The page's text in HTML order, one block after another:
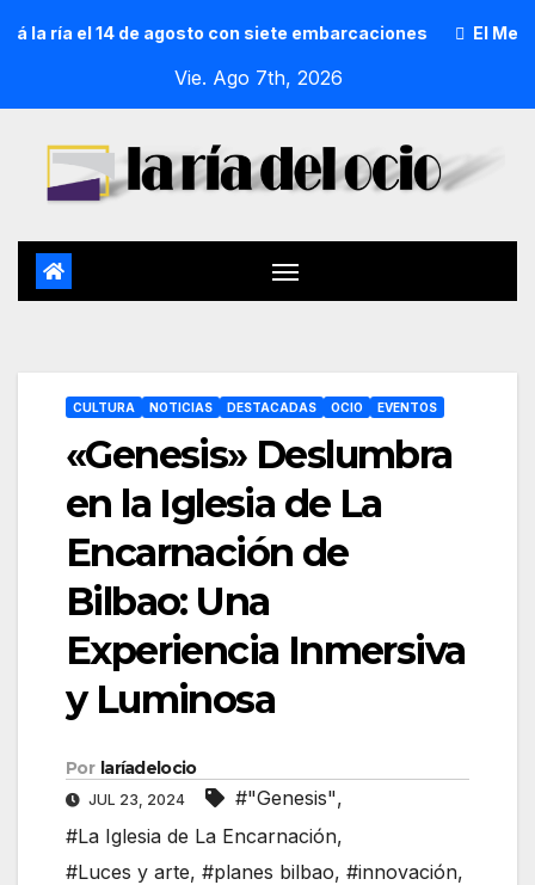
el 14 de agosto con siete embarcaciones El Mercado
Vie. Ago 7th, 2026
CULTURA NOTICIAS DESTACADAS OCIO EVENTOS
«Genesis» Deslumbra
en la Iglesia de La
Encarnación de
Bilbao: Una
Experiencia Inmersiva
y Luminosa
Por laríadelocio
JUL 23, 2024 #"Genesis",
#La Iglesia de La Encarnación,
#Luces y arte, #planes bilbao, #innovación,